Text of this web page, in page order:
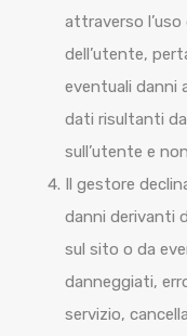
attraverso
dell’utente,
eventuali danni
dati risultanti
sull’utente e
Il gestore
danni derivanti
sul sito o da
danneggiati,
servizio,